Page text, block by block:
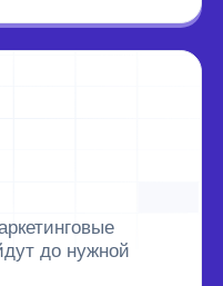
до нужной